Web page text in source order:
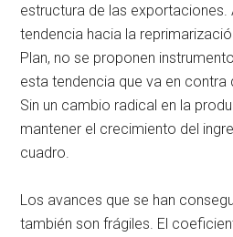
estructura de las exportaciones.
tendencia hacia la
Plan, no se proponen
esta tendencia que va en contra
Sin un cambio radical en la
mantener el crecimiento del
cuadro.
Los avances que se han
también son frágiles. El